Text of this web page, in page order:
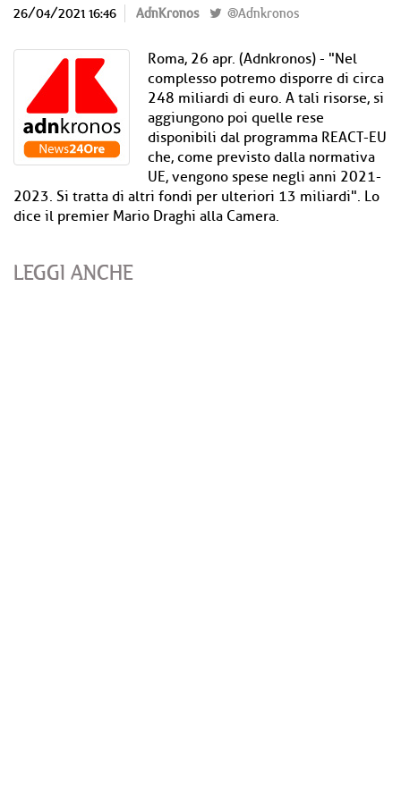
26/04/2021 16:46 AdnKronos @Adnkronos
Roma, 26 apr. (Adnkronos) - "Nel
complesso potremo disporre di circa
248 miliardi di euro. A tali risorse, si
aggiungono poi quelle rese
disponibili dal programma REACT-EU
che, come previsto dalla normativa
UE, vengono spese negli anni 2021-
2023. Si tratta di altri fondi per ulteriori 13 miliardi". Lo
dice il premier Mario Draghi alla Camera.
LEGGI ANCHE